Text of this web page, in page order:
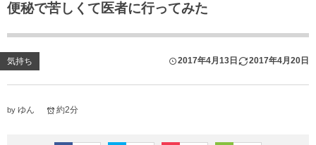
便秘で苦しくて医者に行ってみた
気持ち 2017年4月13日 2017年4月20日
by ゆん 約2分